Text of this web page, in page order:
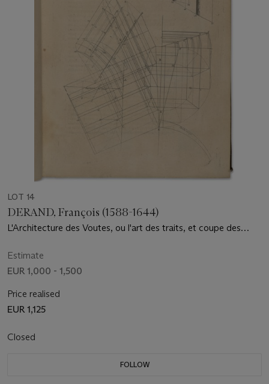
LOT 14
DERAND, François (1588-1644)
L'Architecture des Voutes, ou l'art des traits, et coupe des
Estimate
EUR 1,000 - 1,500
Price realised
EUR 1,125
Closed
FOLLOW